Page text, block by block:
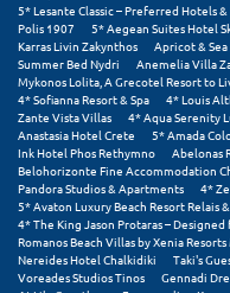
Υ
Ύδρα
Φ
Φιλιατρά Μεσσηνίας
Φλώρινα
5* Lesante Classic – Preferred Hotels &
Polis 1907
5* Aegean Suites Hotel
Karras Livin Zakynthos
Apricot &
Summer Bed Nydri
Anemelia Villa
Mykonos Lolita, A Grecotel Resort to
4* Sofianna Resort & Spa
4* Louis
Zante Vista Villas
4* Aqua Serenity
Anastasia Hotel Crete
5* Amada
Ink Hotel Phos Rethymno
Abelonas
Belohorizonte Fine Accommodation
Pandora Studios & Apartments
4*
5* Avaton Luxury Beach Resort Relais
4* The King Jason Protaras –
Romanos Beach Villas by Xenia
Nereides Hotel Chalkidiki
Taki's
Voreades Studios Tinos
Gennadi